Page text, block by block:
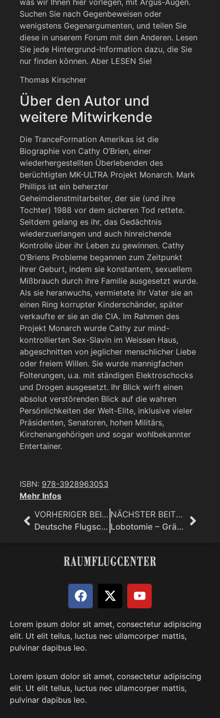
was wir Ihnen hier vorlegen, mit Argus-Augen.
Suchen Sie nach Gegenbeweisen oder
wenigstens Gegenargumenten, und teilen Sie
diese in unserem Forum mit den Anderen. Lesen
Sie jede Hintergrund-Information dazu, die Sie
nur finden können. Aber LESEN Sie!
Thomas Kirschner
Über den Autor und
weitere Mitwirkende
Die TranceFormation Amerikas ist die
Biographie von Cathy O’Brien, einer
wiederhergestellten Überlebenden des
berüchtigten MK-ULTRA Projekt Monarch. Mark
Phillips ist ein beherzter
Geheimdienstmitarbeiter, der sie (und ihre
Tochter) 1988 vor dem sicheren Tod rettete.
Seitdem gelang es ihr, das Gedächtnis
wiederzuerlangen und auch hinreichende
Kontrolle über ihr Leben zu gewinnen. Cathy
O’Briens Probleme begannen zum Zeitpunkt
ihrer Geburt, indem sie konstantem, sexuellem
Mißbrauch durch ihre Familie ausgesetzt wurde.
Als sie heranwuchs, vermietete ihr Vater sie an
einen Ring korrupter Kinderschänder, später
verkaufte er sie an die CIA. Im Rahmen des
Projekt Monarch wurde Cathy zur mind-
kontrollierten Sex-Slavin im Weissen Haus,
abgeschnitten von jeglicher menschlicher Liebe
oder freiem Willen. Sie wurde mannigfachen
Folterungen, u.a. mit ständigen Elektroschocks
und Drogen ausgesetzt. Ihr Blick wirft einen
absolut verstörenden Blick auf die wahren
Persönlichkeiten der Welt-Elite, inklusive vieler
Präsidenten, Senatoren, hohen Militärs,
Kirchenangehörigen und sogar wohlbekannter
Entertainer.
ISBN: 978-3928963053
Mehr Infos
VORHERIGER BEITRAG
Deutsche Flugscheiben in der Entwicklung und Erprobung: Jubiläumsausgabe: Das Geheimnis der deutschen Flugscheiben
NÄCHSTER BEITRAG
Lobotomie – Gräueltaten der Medizingeschichte
Lorem ipsum dolor sit amet, consectetur adipiscing
elit. Ut elit tellus, luctus nec ullamcorper mattis,
pulvinar dapibus leo.
Lorem ipsum dolor sit amet, consectetur adipiscing
elit. Ut elit tellus, luctus nec ullamcorper mattis,
pulvinar dapibus leo.